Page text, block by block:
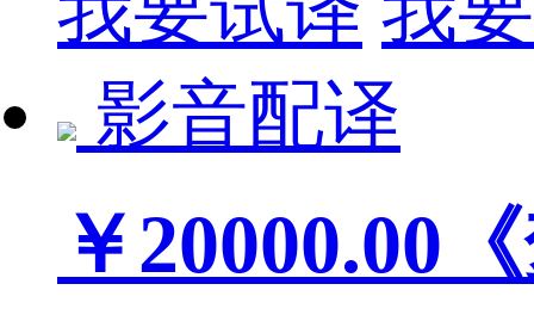
影音配译
￥20000.00